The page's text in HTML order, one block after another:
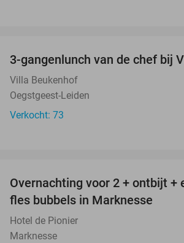
3-gangenlunch van de chef bij
Villa Beukenhof
Oegstgeest-Leiden
Verkocht: 73
Overnachting voor 2 + ontbijt +
fles bubbels in Marknesse
Hotel de Pionier
Marknesse